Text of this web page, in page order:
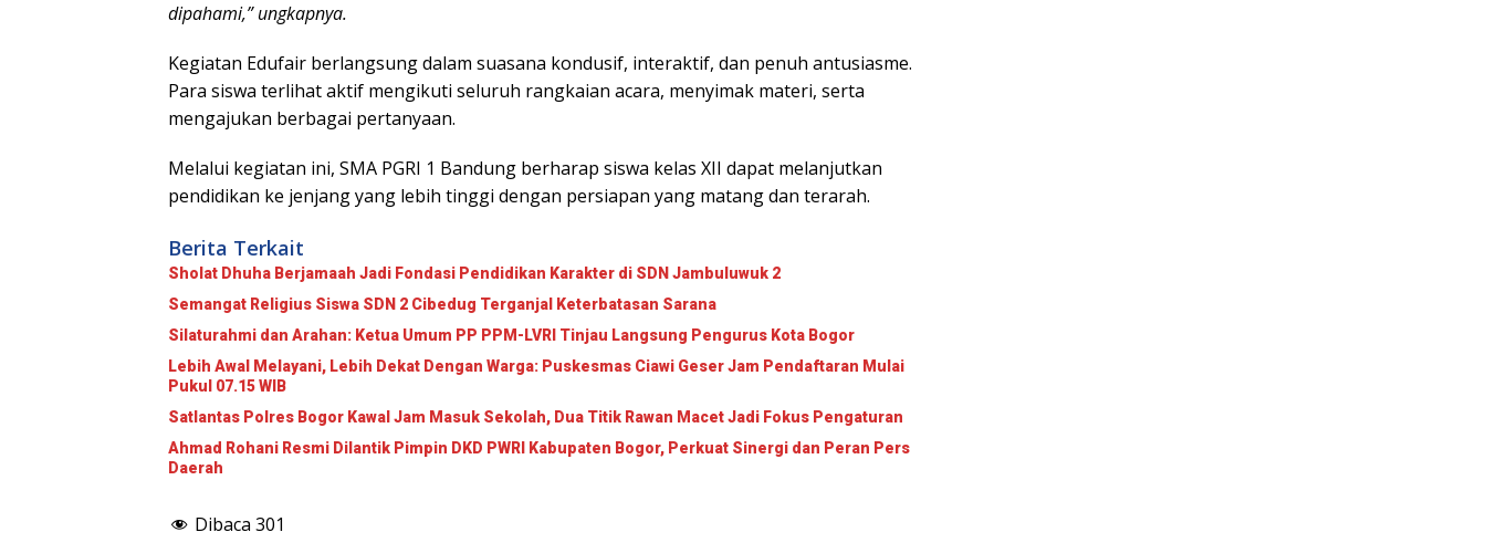
dipahami,” ungkapnya.
Kegiatan Edufair berlangsung dalam suasana kondusif, interaktif, dan penuh antusiasme.
Para siswa terlihat aktif mengikuti seluruh rangkaian acara, menyimak materi, serta
mengajukan berbagai pertanyaan.
Melalui kegiatan ini, SMA PGRI 1 Bandung berharap siswa kelas XII dapat melanjutkan
pendidikan ke jenjang yang lebih tinggi dengan persiapan yang matang dan terarah.
Berita Terkait
Sholat Dhuha Berjamaah Jadi Fondasi Pendidikan Karakter di SDN Jambuluwuk 2
Semangat Religius Siswa SDN 2 Cibedug Terganjal Keterbatasan Sarana
Lebih Awal Melayani, Lebih Dekat Dengan Warga: Puskesmas Ciawi Geser Jam Pendaftaran Mulai
Satlantas Polres Bogor Kawal Jam Masuk Sekolah, Dua Titik Rawan Macet Jadi Fokus Pengaturan
Ahmad Rohani Resmi Dilantik Pimpin DKD PWRI Kabupaten Bogor, Perkuat Sinergi dan Peran Pers
Daerah
Dibaca 301